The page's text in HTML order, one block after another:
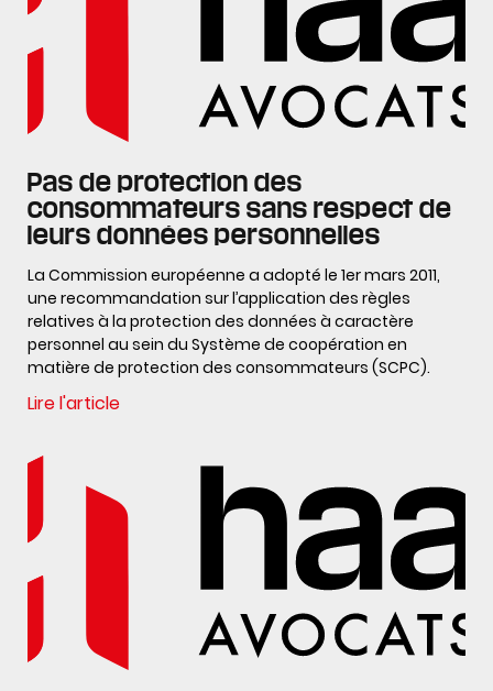
Pas de protection des
consommateurs sans respect de
leurs données personnelles
La Commission européenne a adopté le 1er mars 2011,
une recommandation sur l’application des règles
relatives à la protection des données à caractère
personnel au sein du Système de coopération en
matière de protection des consommateurs (SCPC).
Lire l'article